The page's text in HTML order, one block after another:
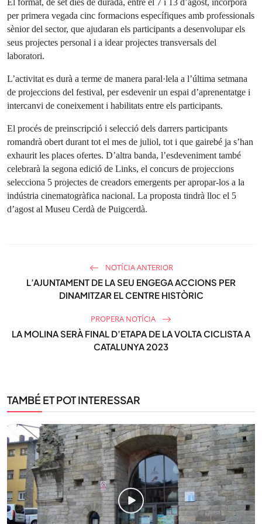
g
s
u
l
l
r
e
per primera vegada cinc formacions específiques amb professionals
sènior del sector, que ajudaran els participants a desenvolupar els
seus projectes personal i a idear projectes transversals del
laboratori.
L’activitat es durà a terme de manera paral·lela a l’última setmana
de projeccions del festival, per esdevenir un espai d’aprenentatge i
intercanvi de coneixement i habilitats entre els participants.
El procés de preinscripció i selecció dels darrers participants
romandrà obert durant tot el mes de juliol, tot i que gairebé ja s’han
exhaurit les places ofertes. D’altra banda, l’esdeveniment també
celebrarà la segona edició de Links, el concurs de projeccions
selecciona 5 projectes de creadors emergents per apropar-los a la
indústria cinematogràfica nacional. La proposta tindrà lloc el 5
d’agost al Museu Cerdà de Puigcerdà.
NOTÍCIA ANTERIOR
L’AJUNTAMENT DE LA SEU ENGEGA ACCIONS PER
DINAMITZAR EL CENTRE HISTÒRIC
PROPERA NOTÍCIA
LA MOLINA SERÀ FINAL D’ETAPA DE LA VOLTA CICLISTA A
CATALUNYA 2023
TAMBÉ ET POT INTERESSAR